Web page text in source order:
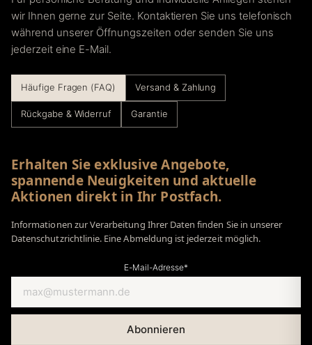
wir Ihnen gerne zur Seite. Kontaktieren Sie uns telefonisch
während unserer Öffnungszeiten oder senden Sie uns
jederzeit eine E-Mail.
Häufige Fragen (FAQ) Versand & Zahlung
Rückgabe & Widerruf Garantie
Erhalten Sie exklusive Angebote,
spannende Neuigkeiten und aktuelle
Aktionen direkt in Ihr Postfach.
Informationen zur Verarbeitung Ihrer Daten finden Sie in unserer
Datenschutzrichtlinie. Eine Abmeldung ist jederzeit möglich.
E-Mail-Adresse*